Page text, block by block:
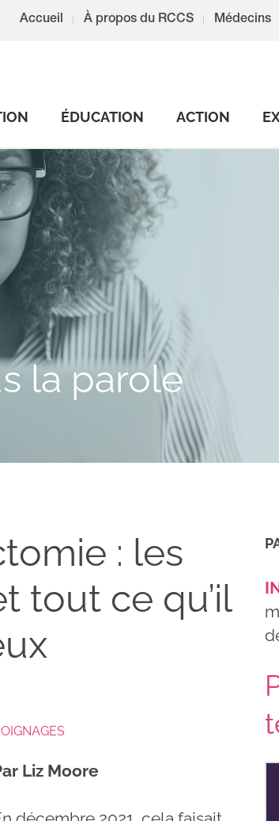
Accueil À propos du RCCS Médecins
ÉDUCATION ACTION
la parole
: les
tout ce qu’il
Liz Moore